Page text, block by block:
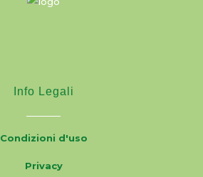
Info Legali
Condizioni d'uso
Privacy